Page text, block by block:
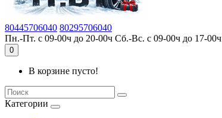
80445706040 80295706040
Пн.-Пт. с 09-00ч до 20-00ч Сб.-Вс. с 09-00ч до 17-00ч
0
В корзине пусто!
Категории